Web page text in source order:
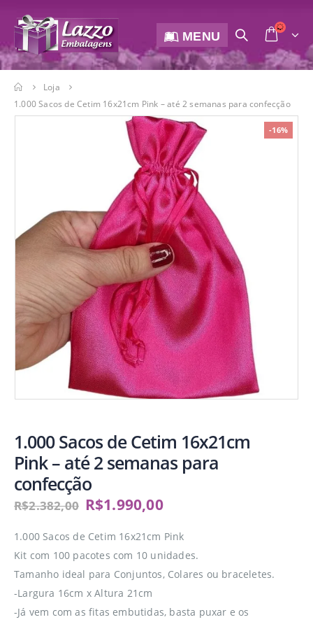
MENU
Loja
1.000 Sacos de Cetim 16x21cm Pink – até 2 semanas para confecção
-16%
1.000 Sacos de Cetim 16x21cm
Pink – até 2 semanas para
confecção
R$2.382,00 R$1.990,00
1.000 Sacos de Cetim 16x21cm Pink
Kit com 100 pacotes com 10 unidades.
Tamanho ideal para Conjuntos, Colares ou braceletes.
-Largura 16cm x Altura 21cm
-Já vem com as fitas embutidas, basta puxar e os